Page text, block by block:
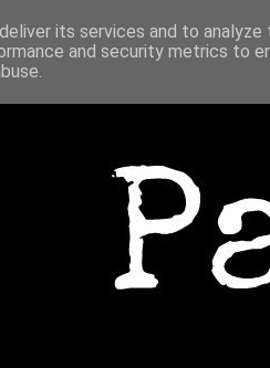
its services and to analyze
and security metrics to